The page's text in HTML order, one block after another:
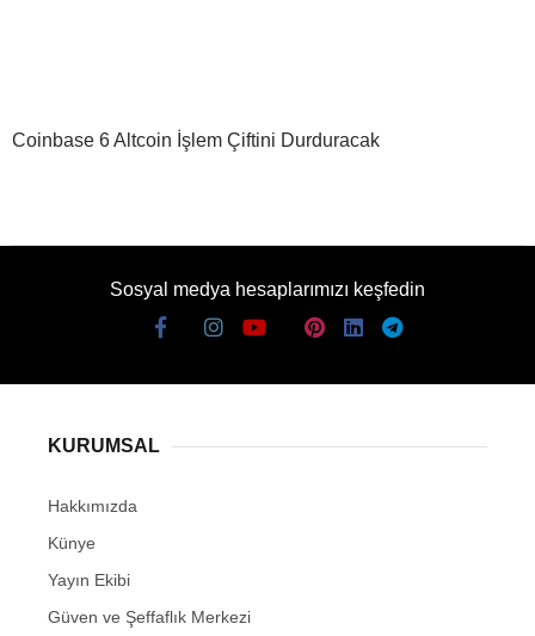
Coinbase 6 Altcoin İşlem Çiftini Durduracak
Sosyal medya hesaplarımızı keşfedin
KURUMSAL
Hakkımızda
Künye
Yayın Ekibi
Güven ve Şeffaflık Merkezi